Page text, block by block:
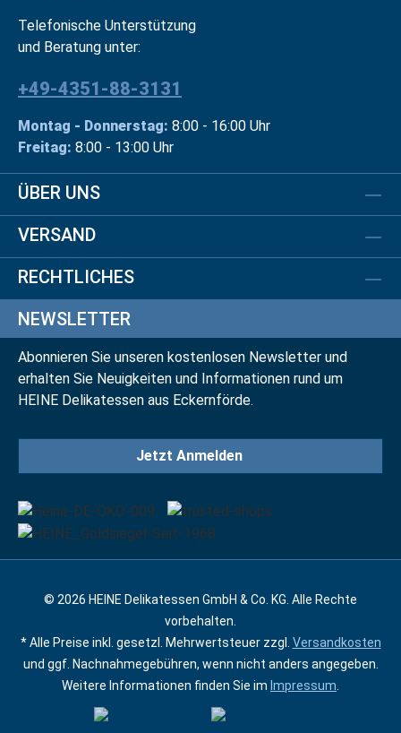
Telefonische Unterstützung
und Beratung unter:
+49-4351-88-3131
Montag - Donnerstag: 8:00 - 16:00 Uhr
Freitag: 8:00 - 13:00 Uhr
ÜBER UNS
VERSAND
RECHTLICHES
NEWSLETTER
Abonnieren Sie unseren kostenlosen Newsletter und
erhalten Sie Neuigkeiten und Informationen rund um
HEINE Delikatessen aus Eckernförde.
Jetzt Anmelden
© 2026 HEINE Delikatessen GmbH & Co. KG. Alle Rechte
vorbehalten.
* Alle Preise inkl. gesetzl. Mehrwertsteuer zzgl. Versandkosten
und ggf. Nachnahmegebühren, wenn nicht anders angegeben.
Weitere Informationen finden Sie im Impressum.